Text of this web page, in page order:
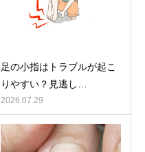
足の小指はトラブルが起こ
りやすい？見逃し…
2026.07.29